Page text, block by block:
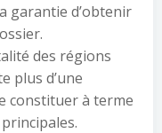
garantie d’obtenir
des régions
plus d’une
constituer à terme